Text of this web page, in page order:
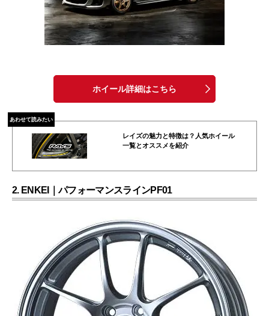
ホイール詳細はこちら
あわせて読みたい
レイズの魅力と特徴は？人気ホイール
一覧とオススメを紹介
2. ENKEI｜パフォーマンスラインPF01